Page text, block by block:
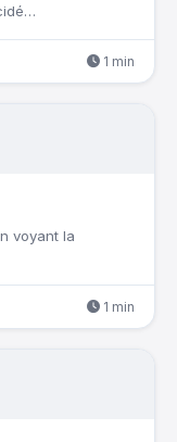
1 min
voyant la
1 min